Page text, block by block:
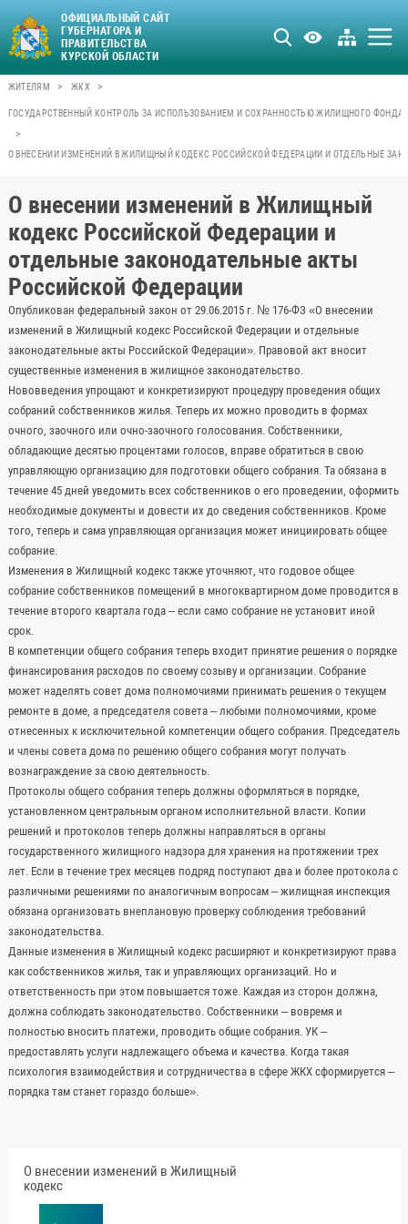
ОФИЦИАЛЬНЫЙ САЙТ
ГУБЕРНАТОРА И
ПРАВИТЕЛЬСТВА
КУРСКОЙ ОБЛАСТИ
ЖИТЕЛЯМ > ЖКХ >
ГОСУДАРСТВЕННЫЙ КОНТРОЛЬ ЗА ИСПОЛЬЗОВАНИЕМ И СОХРАННОСТЬЮ ЖИЛИЩНОГО
>
О ВНЕСЕНИИ ИЗМЕНЕНИЙ В ЖИЛИЩНЫЙ КОДЕКС РОССИЙСКОЙ ФЕДЕРАЦИИ И ОТДЕЛЬНЫЕ
О внесении изменений в Жилищный
кодекс Российской Федерации и
отдельные законодательные акты
Российской Федерации
Опубликован федеральный закон от 29.06.2015 г. № 176-ФЗ «О внесении
изменений в Жилищный кодекс Российской Федерации и отдельные
законодательные акты Российской Федерации». Правовой акт вносит
существенные изменения в жилищное законодательство.
Нововведения упрощают и конкретизируют процедуру проведения общих
собраний собственников жилья. Теперь их можно проводить в формах
очного, заочного или очно-заочного голосования. Собственники,
обладающие десятью процентами голосов, вправе обратиться в свою
управляющую организацию для подготовки общего собрания. Та обязана в
течение 45 дней уведомить всех собственников о его проведении, оформить
необходимые документы и довести их до сведения собственников. Кроме
того, теперь и сама управляющая организация может инициировать общее
собрание.
Изменения в Жилищный кодекс также уточняют, что годовое общее
собрание собственников помещений в многоквартирном доме проводится в
течение второго квартала года – если само собрание не установит иной
срок.
В компетенции общего собрания теперь входит принятие решения о порядке
финансирования расходов по своему созыву и организации. Собрание
может наделять совет дома полномочиями принимать решения о текущем
ремонте в доме, а председателя совета – любыми полномочиями, кроме
отнесенных к исключительной компетенции общего собрания. Председатель
и члены совета дома по решению общего собрания могут получать
вознаграждение за свою деятельность.
Протоколы общего собрания теперь должны оформляться в порядке,
установленном центральным органом исполнительной власти. Копии
решений и протоколов теперь должны направляться в органы
государственного жилищного надзора для хранения на протяжении трех
лет. Если в течение трех месяцев подряд поступают два и более протокола с
различными решениями по аналогичным вопросам – жилищная инспекция
обязана организовать внеплановую проверку соблюдения требований
законодательства.
Данные изменения в Жилищный кодекс расширяют и конкретизируют права
как собственников жилья, так и управляющих организаций. Но и
ответственность при этом повышается тоже. Каждая из сторон должна,
должна соблюдать законодательство. Собственники – вовремя и
полностью вносить платежи, проводить общие собрания. УК –
предоставлять услуги надлежащего объема и качества. Когда такая
психология взаимодействия и сотрудничества в сфере ЖКХ сформируется –
порядка там станет гораздо больше».
О внесении изменений в Жилищный
кодекс